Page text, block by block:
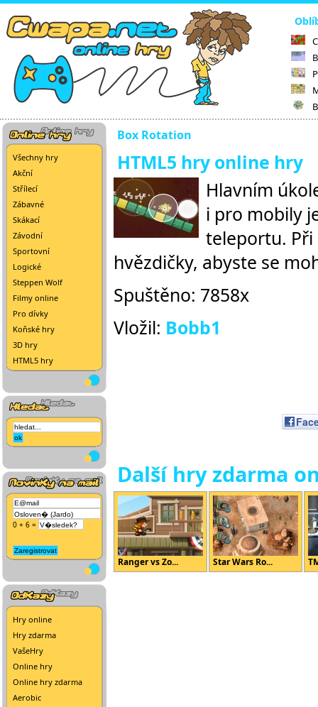
Všechny hry
Akční
Střílecí
Zábavné
Skákací
Závodní
Sportovní
Logické
Steppen Wolf
Filmy online
Pro dívky
Koňské hry
3D hry
HTML5 hry
0 + 6 =
Hry online
Hry zdarma
VašeHry
Online hry
Online hry zdarma
Aerobic
Box Rotation
HTML5 hry online hry
Hlavním
i pro mobily
teleportu. Při
hvězdičky, abyste se
Spuštěno: 7858x
Vložil: Bobb1
Další hry zdarma
Ranger vs Zo... Star Wars Ro...